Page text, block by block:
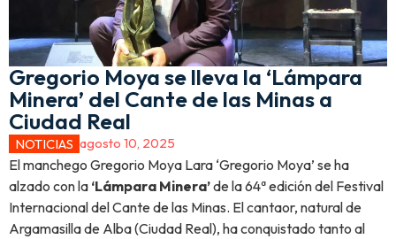
Gregorio Moya se lleva la ‘Lámpara
Minera’ del Cante de las Minas a
Ciudad Real
NOTICIAS agosto 10, 2025
El manchego Gregorio Moya Lara ‘Gregorio Moya’ se ha
alzado con la ‘Lámpara Minera’de la 64ª edición del Festival
Internacional del Cante de las Minas. El cantaor, natural de
Argamasilla de Alba (Ciudad Real), ha conquistado tanto al